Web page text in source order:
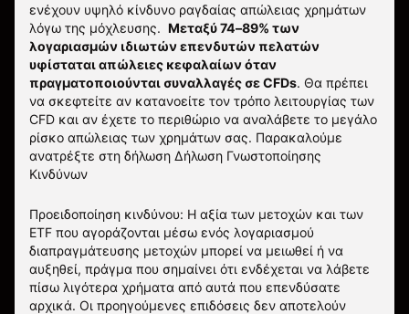
ενέχουν υψηλό κίνδυνο ραγδαίας απώλειας χρημάτων
λόγω της μόχλευσης. Μεταξύ 74–89% των
λογαριασμών ιδιωτών επενδυτών πελατών
υφίσταται απώλειες κεφαλαίων όταν
πραγματοποιούνται συναλλαγές σε CFDs. Θα πρέπει
να σκεφτείτε αν κατανοείτε τον τρόπο λειτουργίας των
CFD και αν έχετε το περιθώριο να αναλάβετε το μεγάλο
ρίσκο απώλειας των χρημάτων σας. Παρακαλούμε
ανατρέξτε στη δήλωση Δήλωση Γνωστοποίησης
Κινδύνων
Προειδοποίηση κινδύνου: Η αξία των μετοχών και των
ETF που αγοράζονται μέσω ενός λογαριασμού
διαπραγμάτευσης μετοχών μπορεί να μειωθεί ή να
αυξηθεί, πράγμα που σημαίνει ότι ενδέχεται να λάβετε
πίσω λιγότερα χρήματα από αυτά που επενδύσατε
αρχικά. Οι προηγούμενες επιδόσεις δεν αποτελούν